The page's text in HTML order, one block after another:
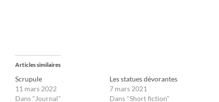
Articles similaires
Scrupule
11 mars 2022
Dans "Journal"
Les statues dévorantes
7 mars 2021
Dans "Short fiction"